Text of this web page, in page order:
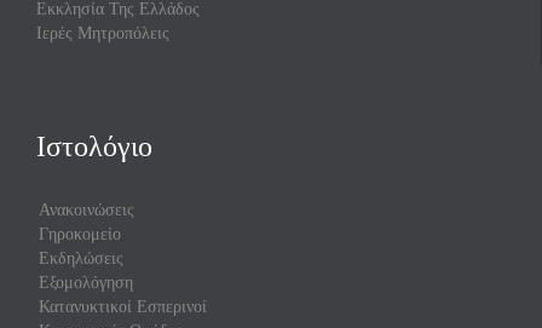
Εκκλησία Της Ελλάδος
Ιερές Μητροπόλεις
Ιστολόγιο
Ανακοινώσεις
Γηροκομείο
Εκδηλώσεις
Εξομολόγηση
Κατανυκτικοί Εσπερινοί